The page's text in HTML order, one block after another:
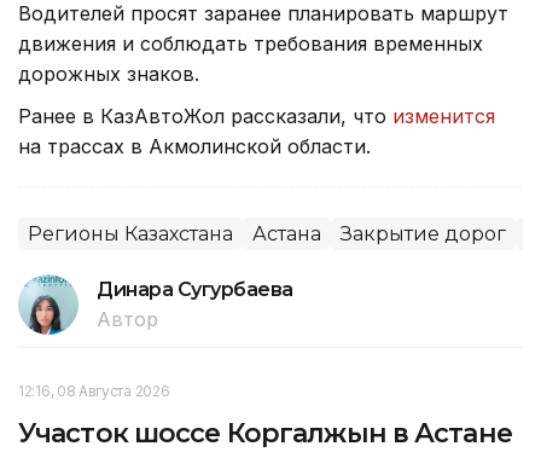
Водителей просят заранее планировать маршрут
движения и соблюдать требования временных
дорожных знаков.
Ранее в КазАвтоЖол рассказали, что изменится
на трассах в Акмолинской области.
Регионы Казахстана Астана Закрытие дорог
Динара Сугурбаева
Автор
12:16, 08 Августа 2026
Участок шоссе Коргалжын в Астане